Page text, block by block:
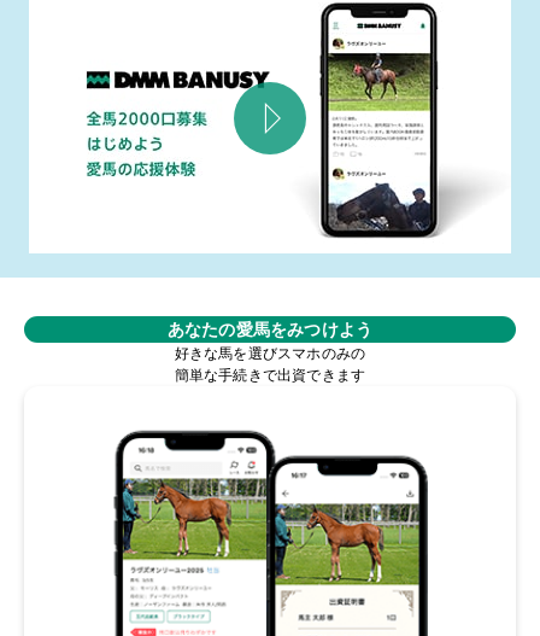
あなたの愛馬をみつけよう
好きな馬を選びスマホのみの
簡単な手続きで出資できます